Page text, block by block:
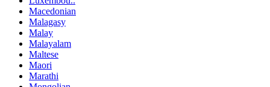
Macedonian
Malagasy
Malay
Malayalam
Maltese
Maori
Marathi